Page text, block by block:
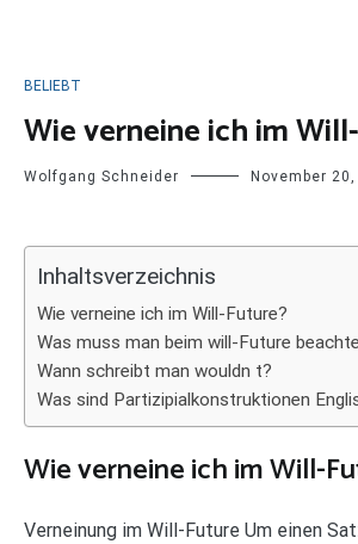
BELIEBT
Wie verneine ich im
Wolfgang Schneider November
Inhaltsverzeichnis
Wie verneine ich im Will-Future?
Was muss man beim will-Future
Wann schreibt man wouldn t?
Was sind Partizipialkonstruktionen
Wie verneine ich im Will-
Verneinung im Will-Future Um einen